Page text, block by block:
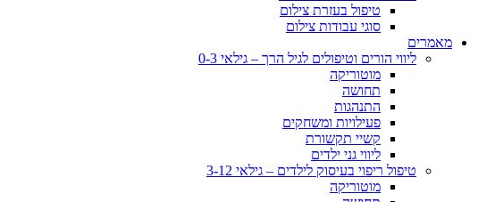
טיפול בעזרת צילום
סוגי עבודות צילום
מאמרים
ליווי הורים וטיפולים לגיל הרך – גילאי 0-3
מוטוריקה
תחושה
התנהגות
פעילויות ומשחקים
קשיי תקשורת
ליווי גני ילדים
טיפול ריפוי בעיסוק לילדים – גילאי 3-12
מוטוריקה